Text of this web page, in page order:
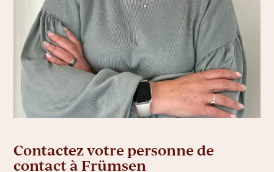
Contactez votre personne de
contact à Frümsen